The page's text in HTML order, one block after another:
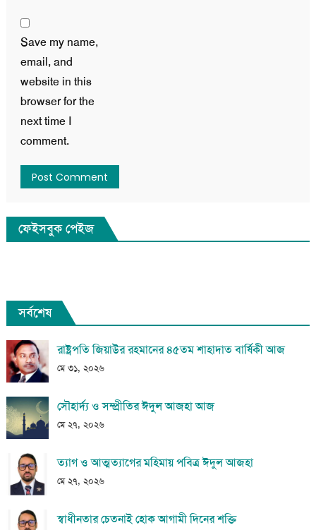
Save my name,
email, and
website in this
browser for the
next time I
comment.
ফেইসবুক পেইজ
সর্বশেষ
রাষ্ট্রপতি জিয়াউর রহমানের ৪৫তম শাহাদাত বার্ষিকী আজ
মে ৩১, ২০২৬
সৌহার্দ্য ও সম্প্রীতির ঈদুল আজহা আজ
মে ২৭, ২০২৬
ত্যাগ ও আত্মত্যাগের মহিমায় পবিত্র ঈদুল আজহা
মে ২৭, ২০২৬
স্বাধীনতার চেতনাই হোক আগামী দিনের শক্তি